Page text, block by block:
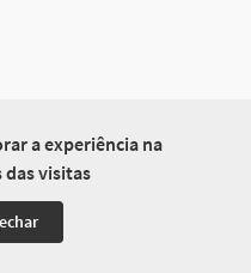
a experiência na
das visitas